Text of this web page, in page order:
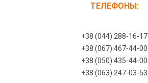
ТЕЛЕФОНЫ:
+38 (044) 288-16-17
+38 (067) 467-44-00
+38 (050) 435-44-00
+38 (063) 247-03-53